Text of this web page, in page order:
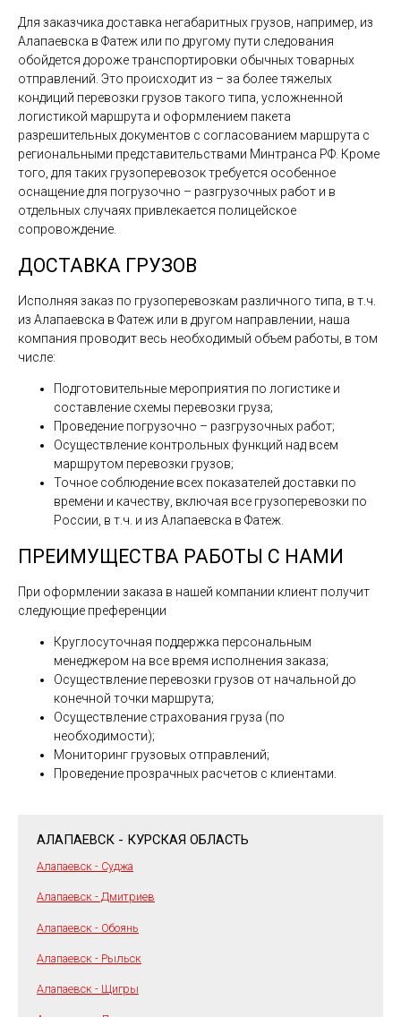
Для заказчика доставка негабаритных грузов, например, из
Алапаевска в Фатеж или по другому пути следования
обойдется дороже транспортировки обычных товарных
отправлений. Это происходит из – за более тяжелых
кондиций перевозки грузов такого типа, усложненной
логистикой маршрута и оформлением пакета
разрешительных документов с согласованием маршрута с
региональными представительствами Минтранса РФ. Кроме
того, для таких грузоперевозок требуется особенное
оснащение для погрузочно – разгрузочных работ и в
отдельных случаях привлекается полицейское
сопровождение.
ДОСТАВКА ГРУЗОВ
Исполняя заказ по грузоперевозкам различного типа, в т.ч.
из Алапаевска в Фатеж или в другом направлении, наша
компания проводит весь необходимый объем работы, в том
числе:
Подготовительные мероприятия по логистике и
составление схемы перевозки груза;
Проведение погрузочно – разгрузочных работ;
Осуществление контрольных функций над всем
маршрутом перевозки грузов;
Точное соблюдение всех показателей доставки по
времени и качеству, включая все грузоперевозки по
России, в т.ч. и из Алапаевска в Фатеж.
ПРЕИМУЩЕСТВА РАБОТЫ С НАМИ
При оформлении заказа в нашей компании клиент получит
следующие преференции
Круглосуточная поддержка персональным
менеджером на все время исполнения заказа;
Осуществление перевозки грузов от начальной до
конечной точки маршрута;
Осуществление страхования груза (по
необходимости);
Мониторинг грузовых отправлений;
Проведение прозрачных расчетов с клиентами.
АЛАПАЕВСК - КУРСКАЯ ОБЛАСТЬ
Алапаевск - Суджа
Алапаевск - Дмитриев
Алапаевск - Обоянь
Алапаевск - Рыльск
Алапаевск - Щигры